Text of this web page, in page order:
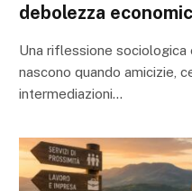
debolezza
Una riflessione sociologica
nascono quando amicizie,
intermediazioni…